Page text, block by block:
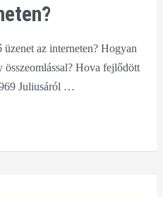
az interneten? Hogyan
Hova fejlődött
Juliusáról …